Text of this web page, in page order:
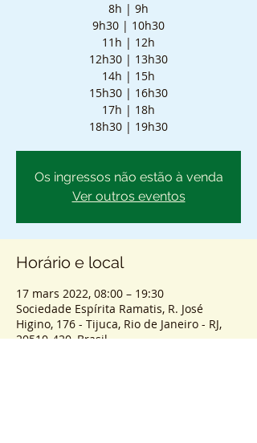
8h | 9h
9h30 | 10h30
11h | 12h
12h30 | 13h30
14h | 15h
15h30 | 16h30
17h | 18h
18h30 | 19h30
Os ingressos não estão à venda
Ver outros eventos
Horário e local
17 mars 2022, 08:00 – 19:30
Sociedade Espírita Ramatis, R. José
Higino, 176 - Tijuca, Rio de Janeiro - RJ,
20510-420, Brasil